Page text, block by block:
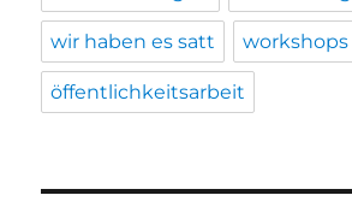
wir haben es satt workshops
öffentlichkeitsarbeit